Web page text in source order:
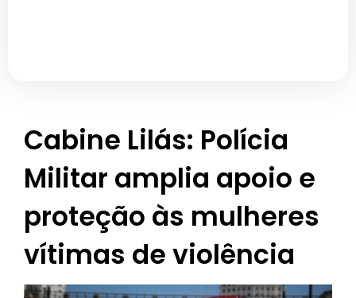
Cabine Lilás: Polícia
Militar amplia apoio e
proteção às mulheres
vítimas de violência